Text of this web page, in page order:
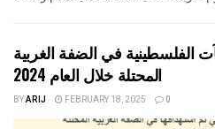
الفلسطينية في الضفة الغربية
المحتلة خلال العام 2024
BYARIJ FEBRUARY 18, 2025 0